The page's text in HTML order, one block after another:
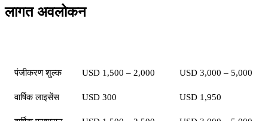
लागत अवलोकन
पंजीकरण शुल्क USD 1,500 – 2,000 USD 3,000 – 5,000
वार्षिक लाइसेंस USD 300 USD 1,950